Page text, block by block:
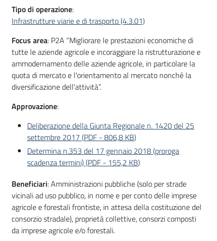
progetti
Agricoltura
in
cifre
Seguici
su
Descrizione
Tipo di operazione:
Infrastrutture viarie e di trasporto (4.3.01)
Focus area: P2A “Migliorare le prestazioni economiche di
tutte le aziende agricole e incoraggiare la ristrutturazione e
ammodernamento delle aziende agricole, in particolare la
quota di mercato e l'orientamento al mercato nonché la
diversificazione dell'attività”.
Approvazione:
Deliberazione della Giunta Regionale n. 1420 del 25
settembre 2017 (PDF - 806,8 KB)
Determina n.353 del 17 gennaio 2018 (proroga
scadenza termini)(PDF - 155,2 KB)
Beneficiari: Amministrazioni pubbliche (solo per strade
vicinali ad uso pubblico, in nome e per conto delle imprese
agricole e forestali frontiste, in attesa della costituzione del
consorzio stradale), proprietà collettive, consorzi composti
da imprese agricole e/o forestali.